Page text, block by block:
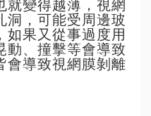
就變得越薄，視網
洞，可能受周邊玻
如果又從事過度用
動、撞擊等會導致
會導致視網膜剝離